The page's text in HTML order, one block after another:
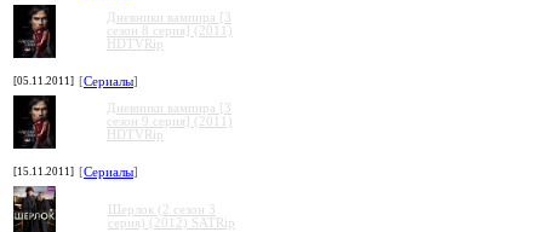
Дневники вампира [3
сезон 8 серия] (2011)
HDTVRip
[05.11.2011] [Сериалы]
Дневники вампира [3
сезон 9 серия] (2011)
HDTVRip
[15.11.2011] [Сериалы]
Шерлок (2 сезон 3
серия) (2012) SATRip